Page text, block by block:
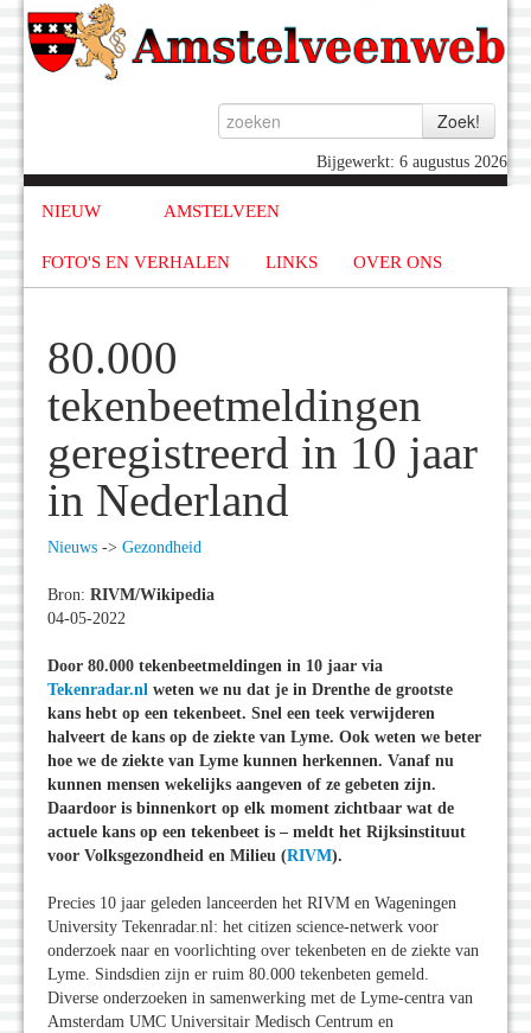
Bijgewerkt: 6 augustus 2026
NIEUW AMSTELVEEN
FOTO'S EN VERHALEN LINKS OVER ONS
80.000
tekenbeetmeldingen
geregistreerd in 10 jaar
in Nederland
Nieuws -> Gezondheid
Bron: RIVM/Wikipedia
04-05-2022
Door 80.000 tekenbeetmeldingen in 10 jaar via
Tekenradar.nl weten we nu dat je in Drenthe de grootste
kans hebt op een tekenbeet. Snel een teek verwijderen
halveert de kans op de ziekte van Lyme. Ook weten we beter
hoe we de ziekte van Lyme kunnen herkennen. Vanaf nu
kunnen mensen wekelijks aangeven of ze gebeten zijn.
Daardoor is binnenkort op elk moment zichtbaar wat de
actuele kans op een tekenbeet is – meldt het Rijksinstituut
voor Volksgezondheid en Milieu (RIVM).
Precies 10 jaar geleden lanceerden het RIVM en Wageningen
University Tekenradar.nl: het citizen science-netwerk voor
onderzoek naar en voorlichting over tekenbeten en de ziekte van
Lyme. Sindsdien zijn er ruim 80.000 tekenbeten gemeld.
Diverse onderzoeken in samenwerking met de Lyme-centra van
Amsterdam UMC Universitair Medisch Centrum en